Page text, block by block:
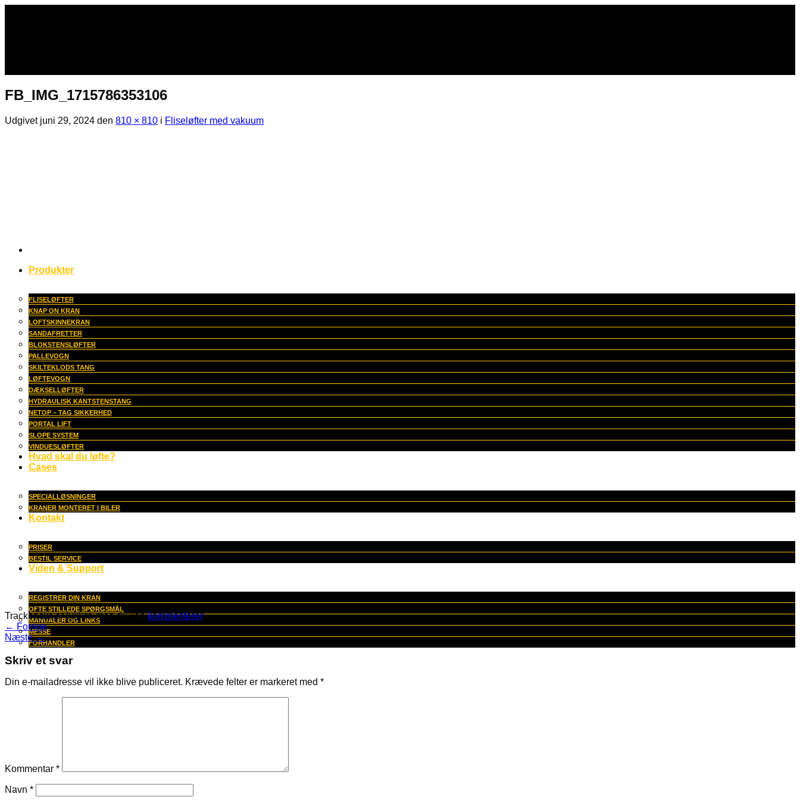
Produkter
FLISELØFTER
KNAP ON KRAN
LOFTSKINNEKRAN
SANDAFRETTER
BLOKSTENSLØFTER
PALLEVOGN
SKILTEKLODS TANG
LØFTEVOGN
DÆKSELLØFTER
HYDRAULISK KANTSTENSTANG
NETOP – TAG SIKKERHED
PORTAL LIFT
SLOPE SYSTEM
VINDUESLØFTER
Hvad skal du løfte?
Cases
SPECIALLØSNINGER
KRANER MONTERET I BILER
Kontakt
PRISER
BESTIL SERVICE
Viden & Support
REGISTRER DIN KRAN
OFTE STILLEDE SPØRGSMÅL
MANUALER OG LINKS
MESSE
FORHANDLER
FB_IMG_1715786353106
Udgivet juni 29, 2024 den 810 × 810 i Fliseløfter med vakuum
Trackbacks er lukket, men du kankommenterer.
← Forrige
Næste→
Skriv et svar
Din e-mailadresse vil ikke blive publiceret. Krævede felter er markeret med *
Kommentar *
Navn *